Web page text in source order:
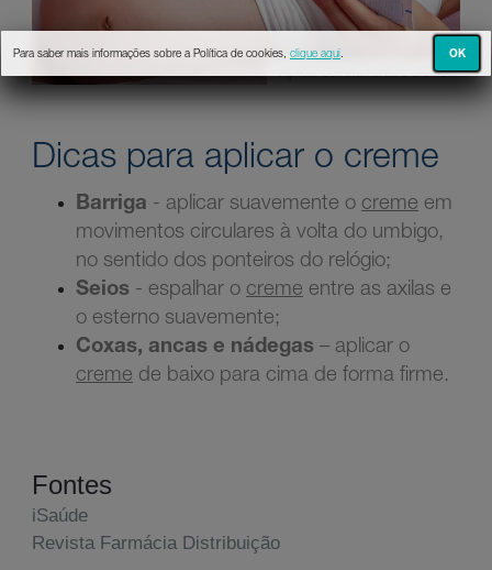
Aplicar corretamente o creme
Dicas para aplicar o creme
Barriga - aplicar suavemente o creme em
movimentos circulares à volta do umbigo,
no sentido dos ponteiros do relógio;
Seios - espalhar o creme entre as axilas e
o esterno suavemente;
Coxas, ancas e nádegas – aplicar o
creme de baixo para cima de forma firme.
Fontes
iSaúde
Revista Farmácia Distribuição
Para saber mais informações sobre a Política de cookies, clique aqui OK